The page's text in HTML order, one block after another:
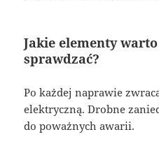
Jakie elementy
sprawdzać?
Po każdej naprawie
elektryczną. Drobne
do poważnych awarii.